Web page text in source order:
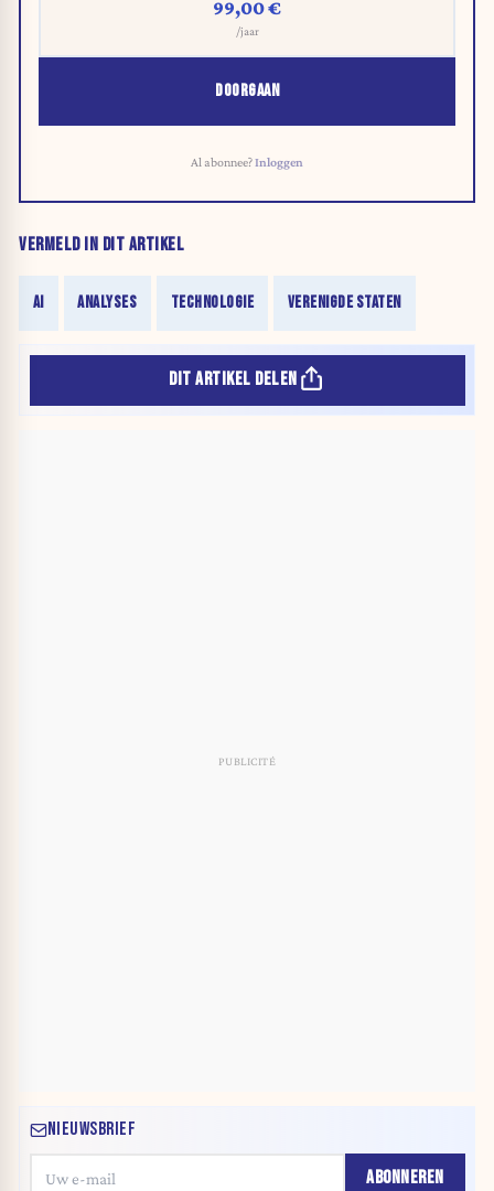
99,00 €
/jaar
DOORGAAN
Al abonnee?Inloggen
VERMELD IN DIT ARTIKEL
AI ANALYSES TECHNOLOGIE VERENIGDE STATEN
DIT ARTIKEL DELEN
NIEUWSBRIEF
ABONNEREN